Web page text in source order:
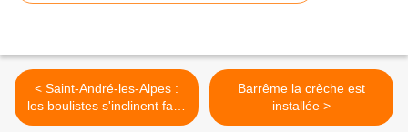
< Saint-André-les-Alpes :
les boulistes s'inclinent face
à Saint-Tropez sans
Barrême la crèche est
installée >